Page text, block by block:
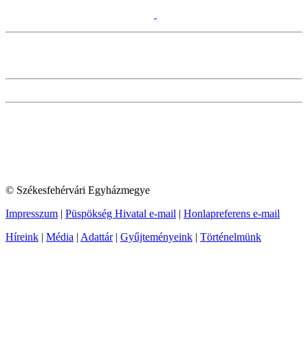
© Székesfehérvári Egyházmegye
Impresszum | Püspökség Hivatal e-mail | Honlapreferens e-mail
Híreink | Média | Adattár| Gyűjteményeink | Történelmünk